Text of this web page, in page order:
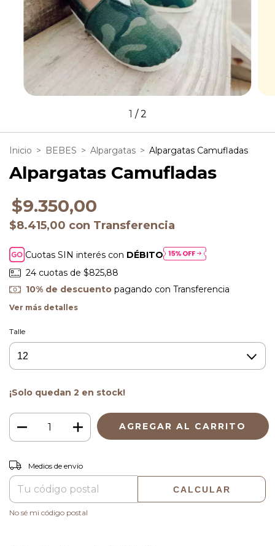
1 /2
Inicio > BEBES > Alpargatas > Alpargatas Camufladas
Alpargatas Camufladas
$9.350,00
$8.415,00 con Transferencia
Cuotas SIN interés con DÉBITO
24 cuotas de $825,88
10% de descuentopagando con Transferencia
Ver más detalles
Talle
¡Solo quedan 2 en stock!
Entregas para el CP:
Medios de envío
CALCULAR
No sé mi código postal